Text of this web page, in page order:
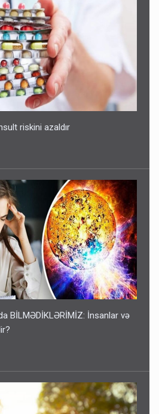
riskini azaldır
BİLMƏDİKLƏRİMİZ: İnsanlar və